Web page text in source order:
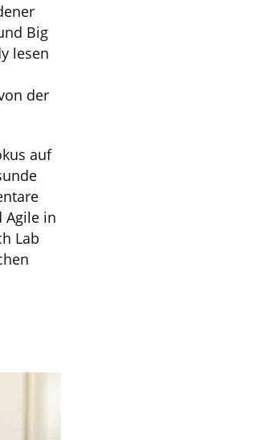
Big
lesen
der
auf
Agile in
Lab